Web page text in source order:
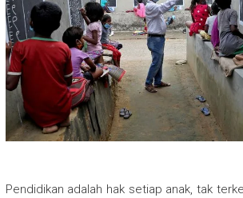
Pendidikan adalah hak setiap anak, tak